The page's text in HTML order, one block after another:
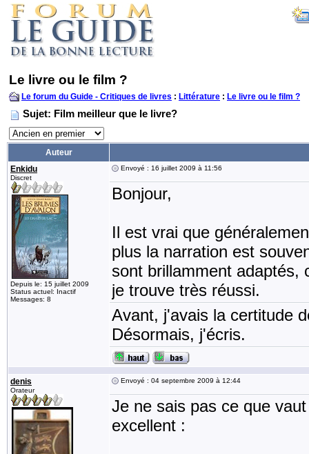
Le livre ou le film ?
Le forum du Guide - Critiques de livres : Littérature : Le livre ou le film ?
Sujet: Film meilleur que le livre?
Auteur
Enkidu
Discret
Depuis le: 15 juillet 2009
Status actuel: Inactif
Messages: 8
Envoyé : 16 juillet 2009 à 11:56
Bonjour,
Il est vrai que
plus la narration est
sont brillamment adaptés,
je trouve très réussi.
Avant, j'avais la certitude
Désormais, j'écris.
denis
Orateur
Envoyé : 04 septembre 2009 à 12:44
Je ne sais pas ce que
excellent :